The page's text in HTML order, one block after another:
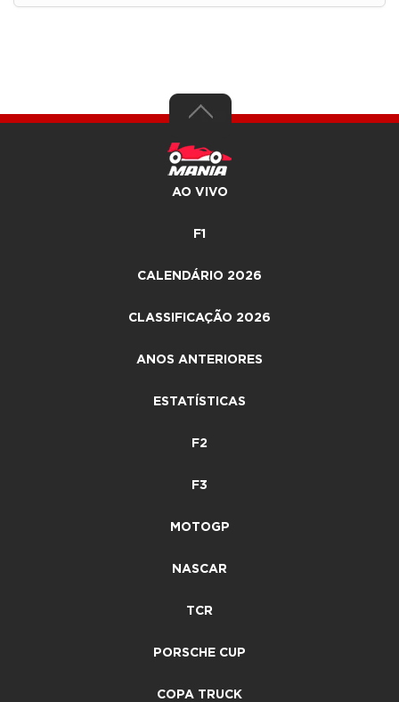
AO VIVO
F1
CALENDÁRIO 2026
CLASSIFICAÇÃO 2026
ANOS ANTERIORES
ESTATÍSTICAS
F2
F3
MOTOGP
NASCAR
TCR
PORSCHE CUP
COPA TRUCK